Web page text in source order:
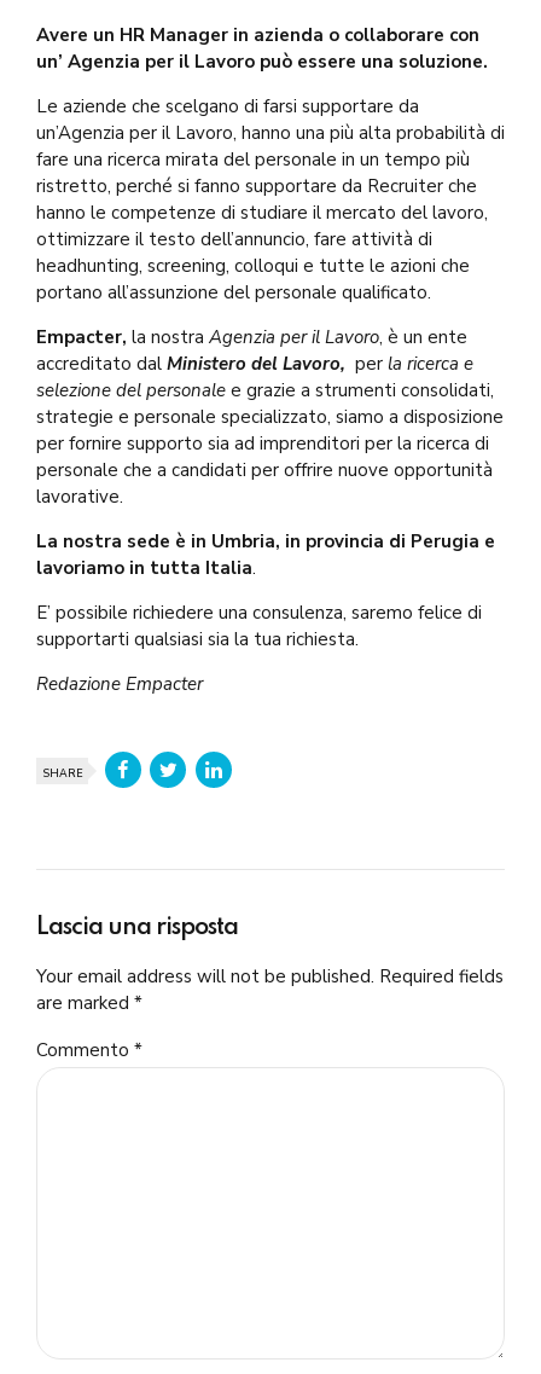
Avere un HR Manager in azienda o collaborare con
un’ Agenzia per il Lavoro può essere una soluzione.
Le aziende che scelgano di farsi supportare da
un’Agenzia per il Lavoro, hanno una più alta probabilità di
fare una ricerca mirata del personale in un tempo più
ristretto, perché si fanno supportare da Recruiter che
hanno le competenze di studiare il mercato del lavoro,
ottimizzare il testo dell’annuncio, fare attività di
headhunting, screening, colloqui e tutte le azioni che
portano all’assunzione del personale qualificato.
Empacter, la nostra Agenzia per il Lavoro, è un ente
accreditato dal Ministero del Lavoro, per la ricerca e
selezione del personale e grazie a strumenti consolidati,
strategie e personale specializzato, siamo a disposizione
per fornire supporto sia ad imprenditori per la ricerca di
personale che a candidati per offrire nuove opportunità
lavorative.
La nostra sede è in Umbria, in provincia di Perugia e
lavoriamo in tutta Italia.
E’ possibile richiedere una consulenza, saremo felice di
supportarti qualsiasi sia la tua richiesta.
Redazione Empacter
SHARE
Lascia una risposta
Your email address will not be published. Required fields
are marked *
Commento *